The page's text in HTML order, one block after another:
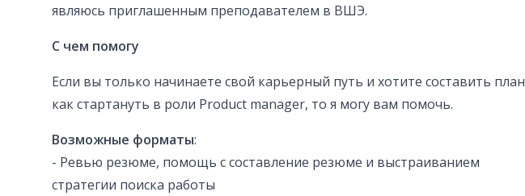
являюсь приглашенным преподавателем в ВШЭ.
С чем помогу
Если вы только начинаете свой карьерный путь и хотите составить план
как стартануть в роли Product manager, то я могу вам помочь.
Возможные форматы:
- Ревью резюме, помощь с составление резюме и выстраиванием
стратегии поиска работы